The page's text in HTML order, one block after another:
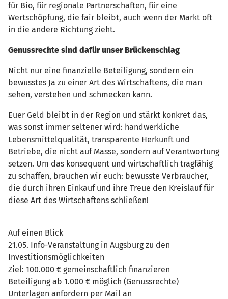
für Bio, für regionale Partnerschaften, für eine
Wertschöpfung, die fair bleibt, auch wenn der Markt oft
in die andere Richtung zieht.
Genussrechte sind dafür unser Brückenschlag
Nicht nur eine finanzielle Beteiligung, sondern ein
bewusstes Ja zu einer Art des Wirtschaftens, die man
sehen, verstehen und schmecken kann.
Euer Geld bleibt in der Region und stärkt konkret das,
was sonst immer seltener wird: handwerkliche
Lebensmittelqualität, transparente Herkunft und
Betriebe, die nicht auf Masse, sondern auf Verantwortung
setzen. Um das konsequent und wirtschaftlich tragfähig
zu schaffen, brauchen wir euch: bewusste Verbraucher,
die durch ihren Einkauf und ihre Treue den Kreislauf für
diese Art des Wirtschaftens schließen!
Auf einen Blick
21.05. Info-Veranstaltung in Augsburg zu den
Investitionsmöglichkeiten
Ziel: 100.000 € gemeinschaftlich finanzieren
Beteiligung ab 1.000 € möglich (Genussrechte)
Unterlagen anfordern per Mail an